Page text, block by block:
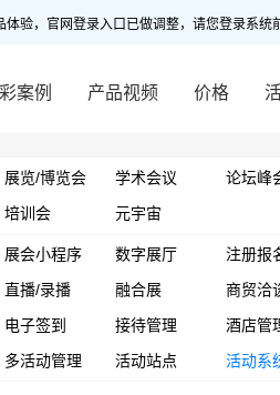
验，官网登录入口已做调整，请您登录系
案例 产品视频 价格
展览/博览会 学术会议 论坛峰
培训会 元宇宙
展会小程序 数字展厅 注册报
直播/录播 融合展 商贸洽
电子签到 接待管理 酒店管
多活动管理 活动站点 活动系